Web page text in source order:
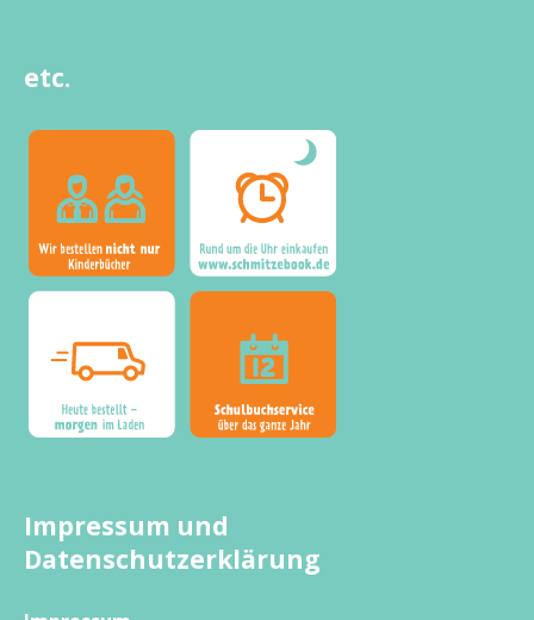
etc.
Impressum und
Datenschutzerklärung